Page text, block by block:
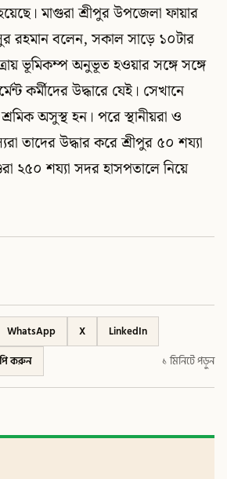
মাগুরা শ্রীপুর উপজেলা ফায়ার
রহমান বলেন, সকাল সাড়ে ১০টার
ভূমিকম্প অনুভূত হওয়ার সঙ্গে সঙ্গে
কর্মীদের উদ্ধারে যেই। সেখানে
অসুস্থ হন। পরে স্থানীয়রা ও
তাদের উদ্ধার করে শ্রীপুর ৫০ শয্যা
২৫০ শয্যা সদর হাসপতালে নিয়ে
WhatsApp X
LinkedIn
করুন ১ মিনিটে পড়ুন